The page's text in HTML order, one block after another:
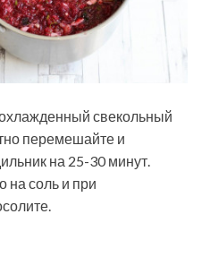
свекольный
перемешайте и
на 25-30 минут.
на соль и при